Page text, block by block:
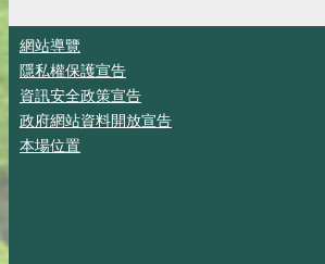
網站導覽
隱私權保護宣告
資訊安全政策宣告
政府網站資料開放宣告
本場位置